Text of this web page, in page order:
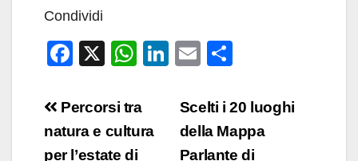
Condividi
F
c
e
b
X
W
at
s
A
Li
k
e
dI
E
ail n
di
vi
Navigazione
articoli
Scelti i 20 luoghi
della Mappa
Parlante di
Percorsi tra
natura e cultura
per l’estate di